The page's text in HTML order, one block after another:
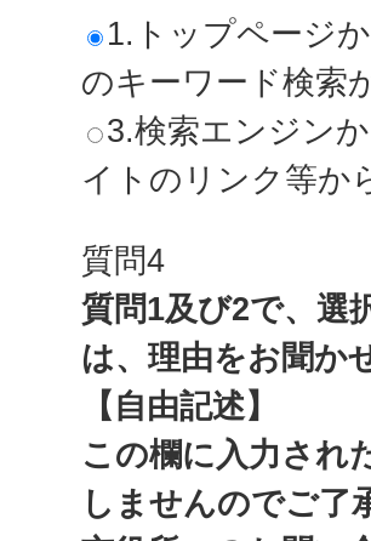
1.トップページ
のキーワード検索
3.検索エンジン
イトのリンク等か
質問4
質問1及び2で、選
は、理由をお聞か
【自由記述】
この欄に入力され
しませんのでご了